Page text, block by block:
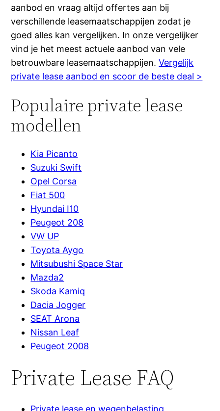
aanbod en vraag altijd offertes aan bij
verschillende leasemaatschappijen zodat je
goed alles kan vergelijken. In onze vergelijker
vind je het meest actuele aanbod van vele
betrouwbare leasemaatschappijen.Vergelijk
private lease aanbod en scoor de beste deal >
Populaire private lease
modellen
Kia Picanto
Suzuki Swift
Opel Corsa
Fiat 500
Hyundai I10
Peugeot 208
VW UP
Toyota Aygo
Mitsubushi Space Star
Mazda2
Skoda Kamiq
Dacia Jogger
SEAT Arona
Nissan Leaf
Peugeot 2008
Private Lease FAQ